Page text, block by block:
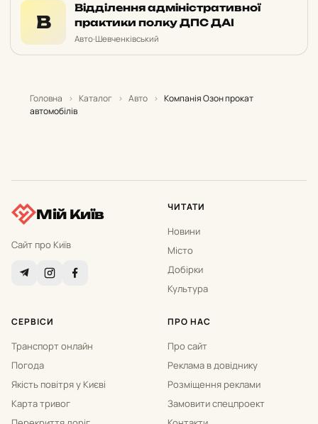
В
Відділення адміністративної
практики полку ДПС ДАІ
Авто·Шевченківський
Головна › Каталог › Авто › Компанія Озон прокат
автомобілів
Мій Київ
Сайт про Київ
ЧИТАТИ
Новини
Місто
Добірки
Культура
СЕРВІСИ
Транспорт онлайн
Погода
Якість повітря у Києві
Карта тривог
ПРО НАС
Про сайт
Реклама в довіднику
Розміщення реклами
Замовити спецпроект